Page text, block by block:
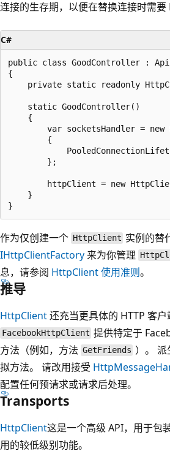
连接的生存期，以便在替换连接时需要
C#
public class GoodController :
{
private static readonly
    static GoodController()
    {
var socketsHandler = new
        {
        };
httpClient = new
    }
作为仅创建一个 HttpClient 实例的替
IHttpClientFactory 来为你管理
息，请参阅 HttpClient 使用准则。
推导
HttpClient还充当更具体的 HTTP 客户
FacebookHttpClient 提供特定于
方法（例如，方法 GetFriends ）。
拟方法。 请改用接受
配置任何预请求或请求后处理。
Transports
HttpClient这是一个高级 API，用于包
用的较低级别功能。